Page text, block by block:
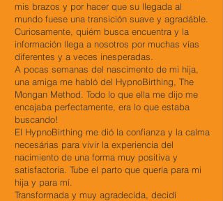
mis brazos y por hacer que su llegada al
mundo fuese una transición suave y agradáble.
Curiosamente, quiém busca encuentra y la
información llega a nosotros por muchas vías
diferentes y a veces inesperadas.
A pocas semanas del nascimento de mi hija,
una amiga me habló del HypnoBirthing, The
Mongan Method. Todo lo que ella me dijo me
encajaba perfectamente, era lo que estaba
buscando!
El HypnoBirthing me dió la confianza y la calma
necesárias para vivir la experiencia del
nacimiento de una forma muy positiva y
satisfactoria. Tube el parto que quería para mi
hija y para mí.
Transformada y muy agradecida, decidí